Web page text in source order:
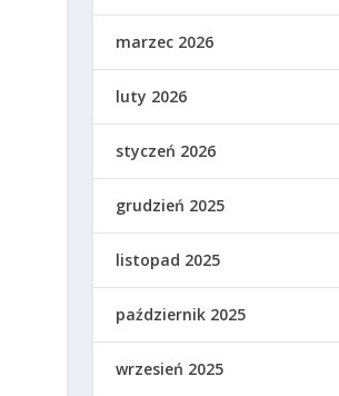
marzec 2026
luty 2026
styczeń 2026
grudzień 2025
listopad 2025
październik 2025
wrzesień 2025